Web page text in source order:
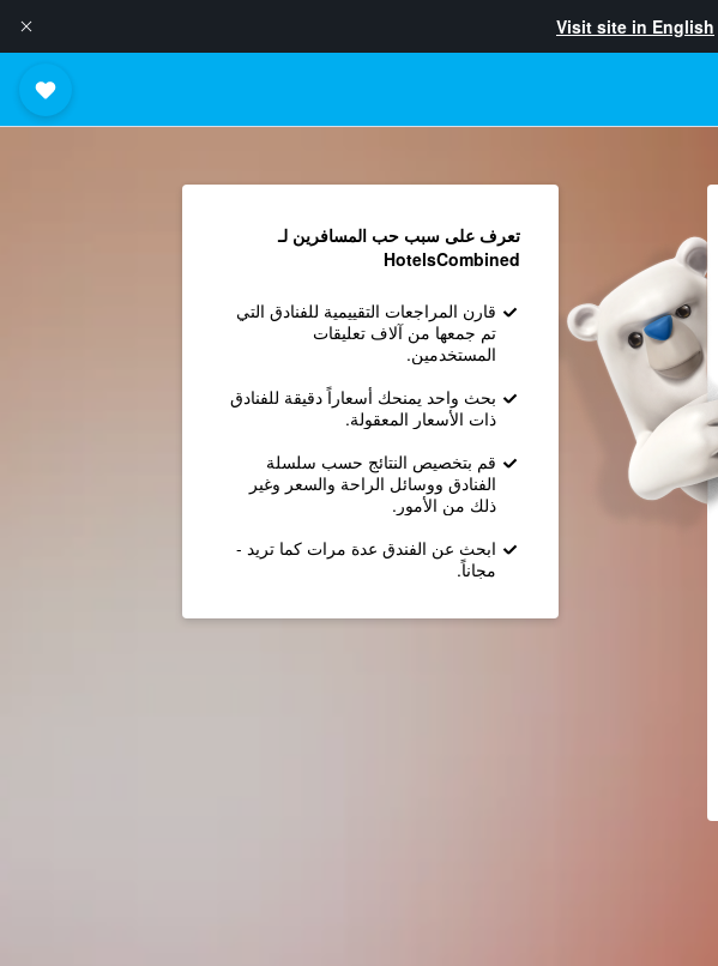
Visit site in English
تعرف على سبب حب المسافرين لـ
HotelsCombined
قارن المراجعات التقييمية للفنادق التي
تم جمعها من آلاف تعليقات
المستخدمين.
بحث واحد يمنحك أسعاراً دقيقة للفنادق
ذات الأسعار المعقولة.
قم بتخصيص النتائج حسب سلسلة
الفنادق ووسائل الراحة والسعر وغير
ذلك من الأمور.
ابحث عن الفندق عدة مرات كما تريد -
مجاناً.